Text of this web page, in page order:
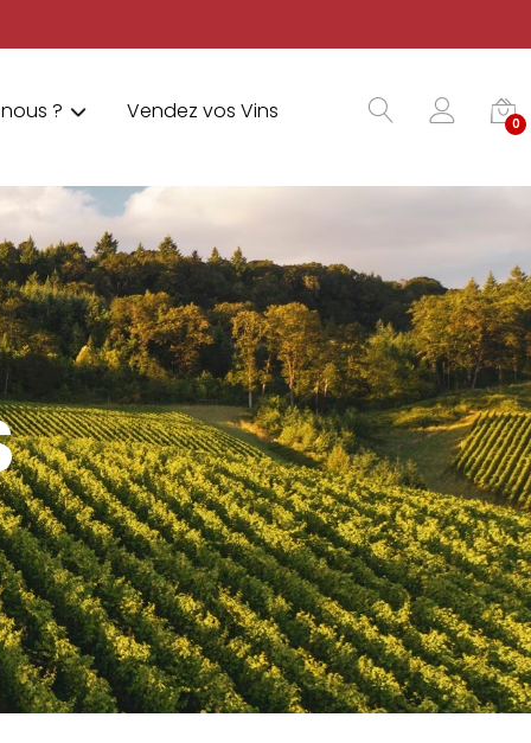
? Vendez vos Vins 0